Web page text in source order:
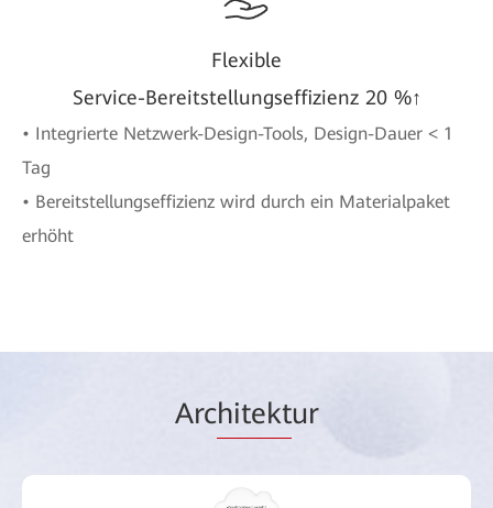
Flexible
Service-Bereitstellungseffizienz 20 %↑
• Integrierte Netzwerk-Design-Tools, Design-Dauer < 1
Tag
• Bereitstellungseffizienz wird durch ein Materialpaket
erhöht
Architektur